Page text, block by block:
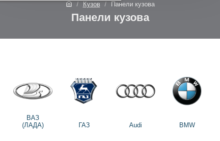
Кузов Панели кузова
Панели кузова
ВАЗ
(ЛАДА)
ГАЗ Audi BMW